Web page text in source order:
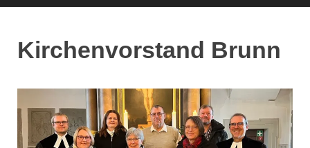
Kirchenvorstand Brunn